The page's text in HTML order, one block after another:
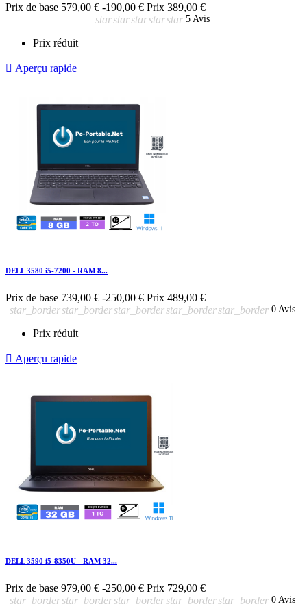
Prix de base 579,00 € -190,00 € Prix 389,00 €
starstarstarstarstar 5 Avis
Prix réduit
 Aperçu rapide
DELL 3580 i5-7200 - RAM 8...
Prix de base 739,00 € -250,00 € Prix 489,00 €
star_borderstar_borderstar_borderstar_borderstar_border 0 Avis
Prix réduit
 Aperçu rapide
DELL 3590 i5-8350U - RAM 32...
Prix de base 979,00 € -250,00 € Prix 729,00 €
star_borderstar_borderstar_borderstar_borderstar_border 0 Avis